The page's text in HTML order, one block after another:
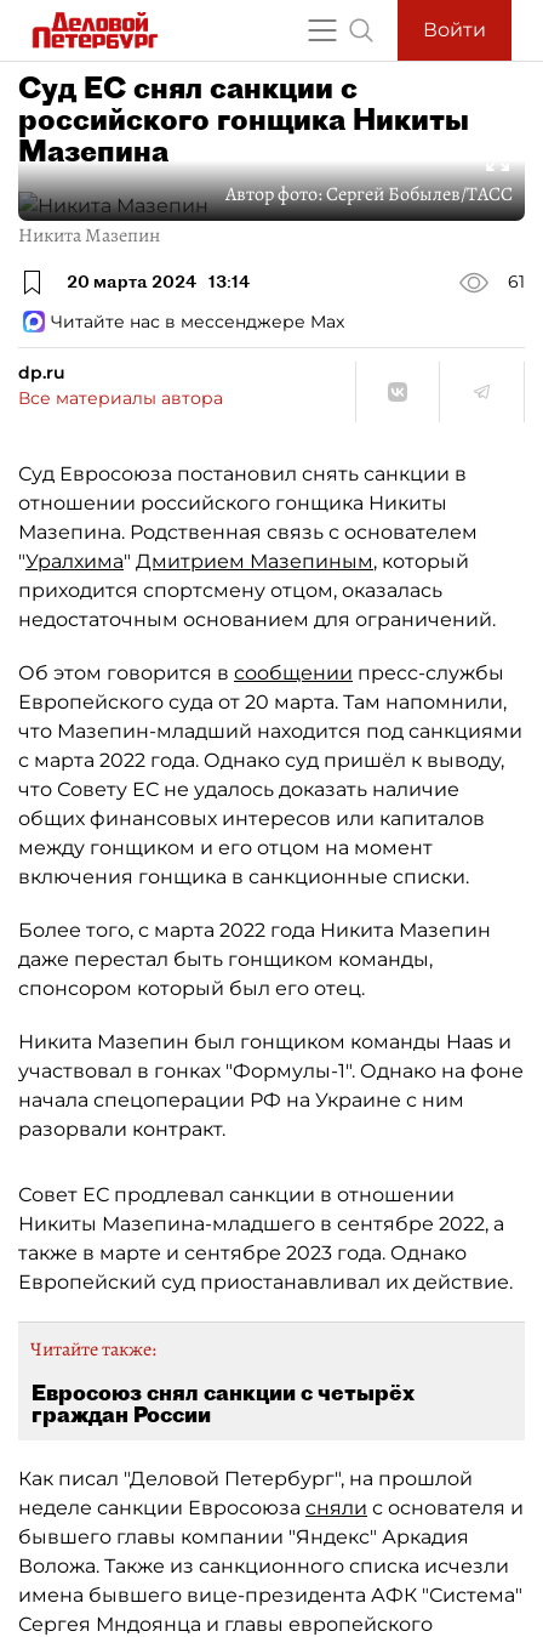
Войти
Суд ЕС снял санкции с
российского гонщика Никиты
Мазепина
Автор фото:Сергей Бобылев/ТАСС
Никита Мазепин
20 марта 2024 13:14
61
Читайте нас в мессенджере Max
dp.ru
Все материалы автора
Суд Евросоюза постановил снять санкции в
отношении российского гонщика Никиты
Мазепина. Родственная связь с основателем
"Уралхима" Дмитрием Мазепиным, который
приходится спортсмену отцом, оказалась
недостаточным основанием для ограничений.
Об этом говорится в сообщении пресс-службы
Европейского суда от 20 марта. Там напомнили,
что Мазепин-младший находится под санкциями
с марта 2022 года. Однако суд пришёл к выводу,
что Совету ЕС не удалось доказать наличие
общих финансовых интересов или капиталов
между гонщиком и его отцом на момент
включения гонщика в санкционные списки.
Более того, с марта 2022 года Никита Мазепин
даже перестал быть гонщиком команды,
спонсором который был его отец.
Никита Мазепин был гонщиком команды Haas и
участвовал в гонках "Формулы-1". Однако на фоне
начала спецоперации РФ на Украине с ним
разорвали контракт.
Совет ЕС продлевал санкции в отношении
Никиты Мазепина-младшего в сентябре 2022, а
также в марте и сентябре 2023 года. Однако
Европейский суд приостанавливал их действие.
Читайте также:
Евросоюз снял санкции с четырёх
граждан России
Как писал "Деловой Петербург", на прошлой
неделе санкции Евросоюза сняли с основателя и
бывшего главы компании "Яндекс" Аркадия
Воложа. Также из санкционного списка исчезли
имена бывшего вице-президента АФК "Система"
Сергея Мндоянца и главы европейского